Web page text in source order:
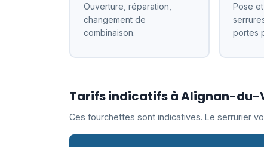
Ouverture, réparation,
changement de
combinaison.
Pose
portes
Tarifs indicatifs à Alignan-du-
Ces fourchettes sont indicatives. Le serrurier